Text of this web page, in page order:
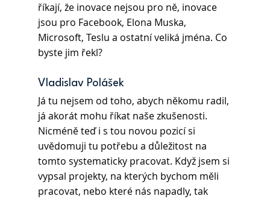
říkají, že inovace nejsou pro ně, inovace
jsou pro Facebook, Elona Muska,
Microsoft, Teslu a ostatní veliká jména. Co
byste jim řekl?
Vladislav Polášek
Já tu nejsem od toho, abych někomu radil,
já akorát mohu říkat naše zkušenosti.
Nicméně teď i s tou novou pozicí si
uvědomuji tu potřebu a důležitost na
tomto systematicky pracovat. Když jsem si
vypsal projekty, na kterých bychom měli
pracovat, nebo které nás napadly, tak